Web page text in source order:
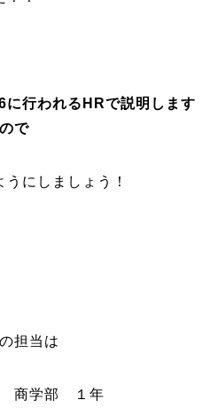
に行われるHRで説明します
ので
にしましょう！
担当は
商学部 １年